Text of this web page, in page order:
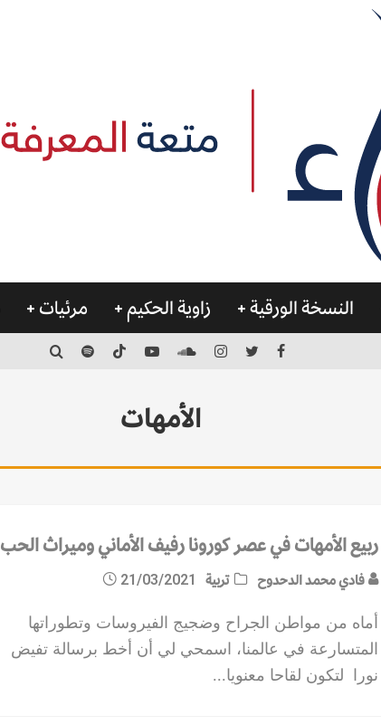
النسخة الورقية زاوية الحكيم مرئيات
الأمهات
ربيع الأمهات في عصر كورونا رفيف الأماني وميراث الحب
فادي محمد الدحدوح تربية 21/03/2021
أماه من مواطن الجراح وضجيج الفيروسات وتطوراتها
المتسارعة في عالمنا، اسمحي لي أن أخط برسالة تفيض
نورا لتكون لقاحا معنويا...